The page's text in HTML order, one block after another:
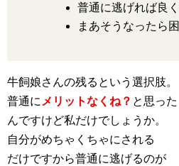
普通に逃げれば良
まあそうなったら
牛飼娘さんの残るという選択肢。
普通に メリットなくね？ と思った
んですけど私だけでしょうか。
自分がめちゃくちゃにされる
だけですから普通に逃げるのが